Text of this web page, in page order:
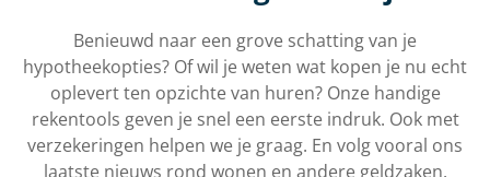
Benieuwd naar een grove schatting van je
hypotheekopties? Of wil je weten wat kopen je nu echt
oplevert ten opzichte van huren? Onze handige
rekentools geven je snel een eerste indruk. Ook met
verzekeringen helpen we je graag. En volg vooral ons
laatste nieuws rond wonen en andere geldzaken.